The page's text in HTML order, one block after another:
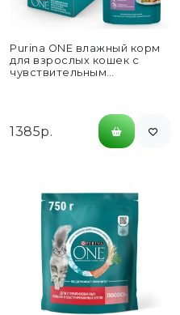
Purina ONE влажный корм
для взрослых кошек с
чувствительным
1385р.